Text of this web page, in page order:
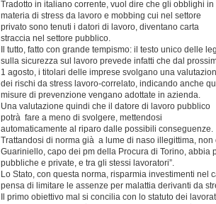
Tradotto in italiano corrente, vuol dire che gli obblighi in
materia di stress da lavoro e mobbing cui nel settore
privato sono tenuti i datori di lavoro, diventano carta
straccia nel settore pubblico.
Il tutto, fatto con grande tempismo: il testo unico delle
sulla sicurezza sul lavoro prevede infatti che dal
1 agosto, i titolari delle imprese svolgano una
dei rischi da stress lavoro-correlato, indicando anche
misure di prevenzione vengano adottate in azienda.
Una valutazione quindi che il datore di lavoro pubblico
potrà fare a meno di svolgere, mettendosi
automaticamente al riparo dalle possibili conseguenze.
Trattandosi di norma già a lume di naso illegittima,
Guariniello, capo dei pm della Procura di Torino, abbia
pubbliche e private, e tra gli stessi lavoratori”.
Lo Stato, con questa norma, risparmia investimenti nel
pensa di limitare le assenze per malattia derivanti da
Il primo obiettivo mal si concilia con lo statuto dei